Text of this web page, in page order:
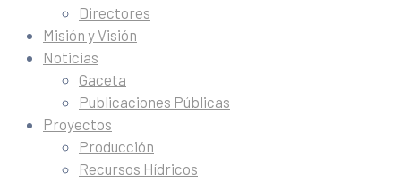
Directores
Misión y Visión
Noticias
Gaceta
Publicaciones Públicas
Proyectos
Producción
Recursos Hídricos